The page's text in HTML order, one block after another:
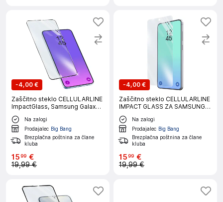
-4,00 €
Zaščitno steklo CELLULARLINE
ImpactGlass, Samsung Galaxy
A57
Na zalogi
Prodajalec Big Bang
Brezplačna poštnina za člane
kluba
1599 €
19,99 €
-4,00 €
Zaščitno steklo CELLULARLINE
IMPACT GLASS ZA SAMSUNG
GALAXY S26
Na zalogi
Prodajalec Big Bang
Brezplačna poštnina za člane
kluba
1599 €
19,99 €